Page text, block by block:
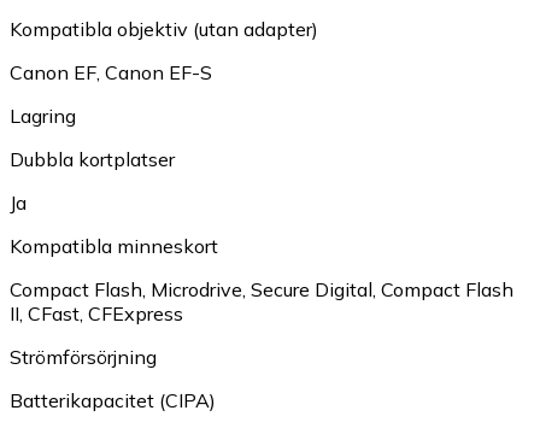
Kompatibla objektiv (utan adapter)
Canon EF, Canon EF-S
Lagring
Dubbla kortplatser
Ja
Kompatibla minneskort
Compact Flash, Microdrive, Secure Digital, Compact Flash
II, CFast, CFExpress
Strömförsörjning
Batterikapacitet (CIPA)